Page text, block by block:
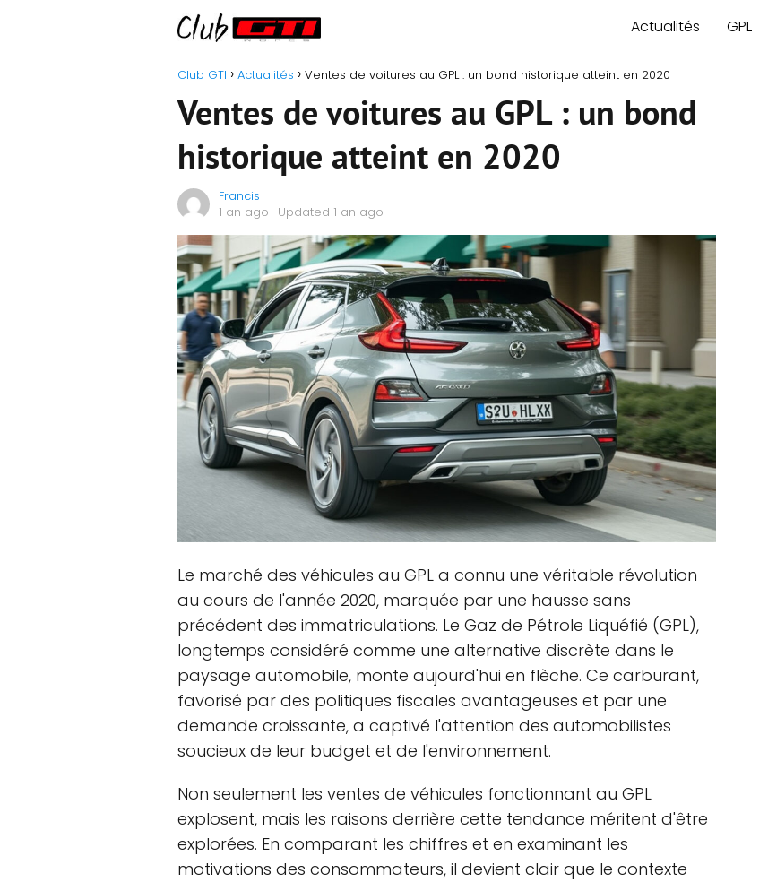
Actualités GPL
Club GTI Actualités Ventes de voitures au GPL : un bond historique atteint en 2020
Ventes de voitures au GPL : un bond
historique atteint en 2020
Francis
1 an ago · Updated 1 an ago
Le marché des véhicules au GPL a connu une véritable révolution
au cours de l'année 2020, marquée par une hausse sans
précédent des immatriculations. Le Gaz de Pétrole Liquéfié (GPL),
longtemps considéré comme une alternative discrète dans le
paysage automobile, monte aujourd'hui en flèche. Ce carburant,
favorisé par des politiques fiscales avantageuses et par une
demande croissante, a captivé l'attention des automobilistes
soucieux de leur budget et de l'environnement.
Non seulement les ventes de véhicules fonctionnant au GPL
explosent, mais les raisons derrière cette tendance méritent d'être
explorées. En comparant les chiffres et en examinant les
motivations des consommateurs, il devient clair que le contexte